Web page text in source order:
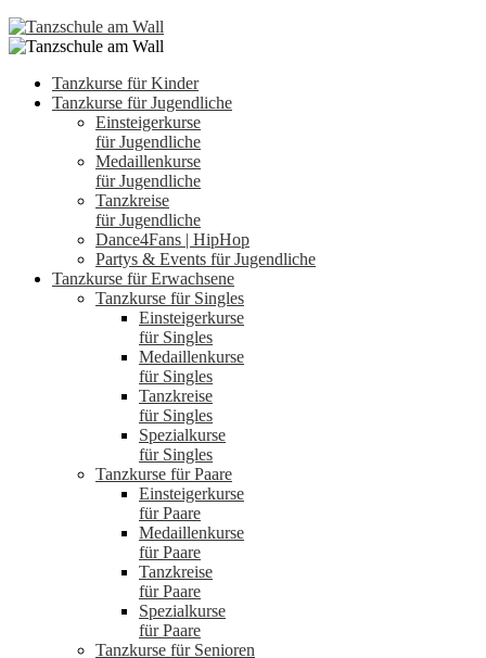
Tanzkurse für Kinder
Tanzkurse für Jugendliche
Einsteigerkurse
für Jugendliche
Medaillenkurse
für Jugendliche
Tanzkreise
für Jugendliche
Dance4Fans | HipHop
Partys & Events für Jugendliche
Tanzkurse für Erwachsene
Tanzkurse für Singles
Einsteigerkurse
für Singles
Medaillenkurse
für Singles
Tanzkreise
für Singles
Spezialkurse
für Singles
Tanzkurse für Paare
Einsteigerkurse
für Paare
Medaillenkurse
für Paare
Tanzkreise
für Paare
Spezialkurse
für Paare
Tanzkurse für Senioren